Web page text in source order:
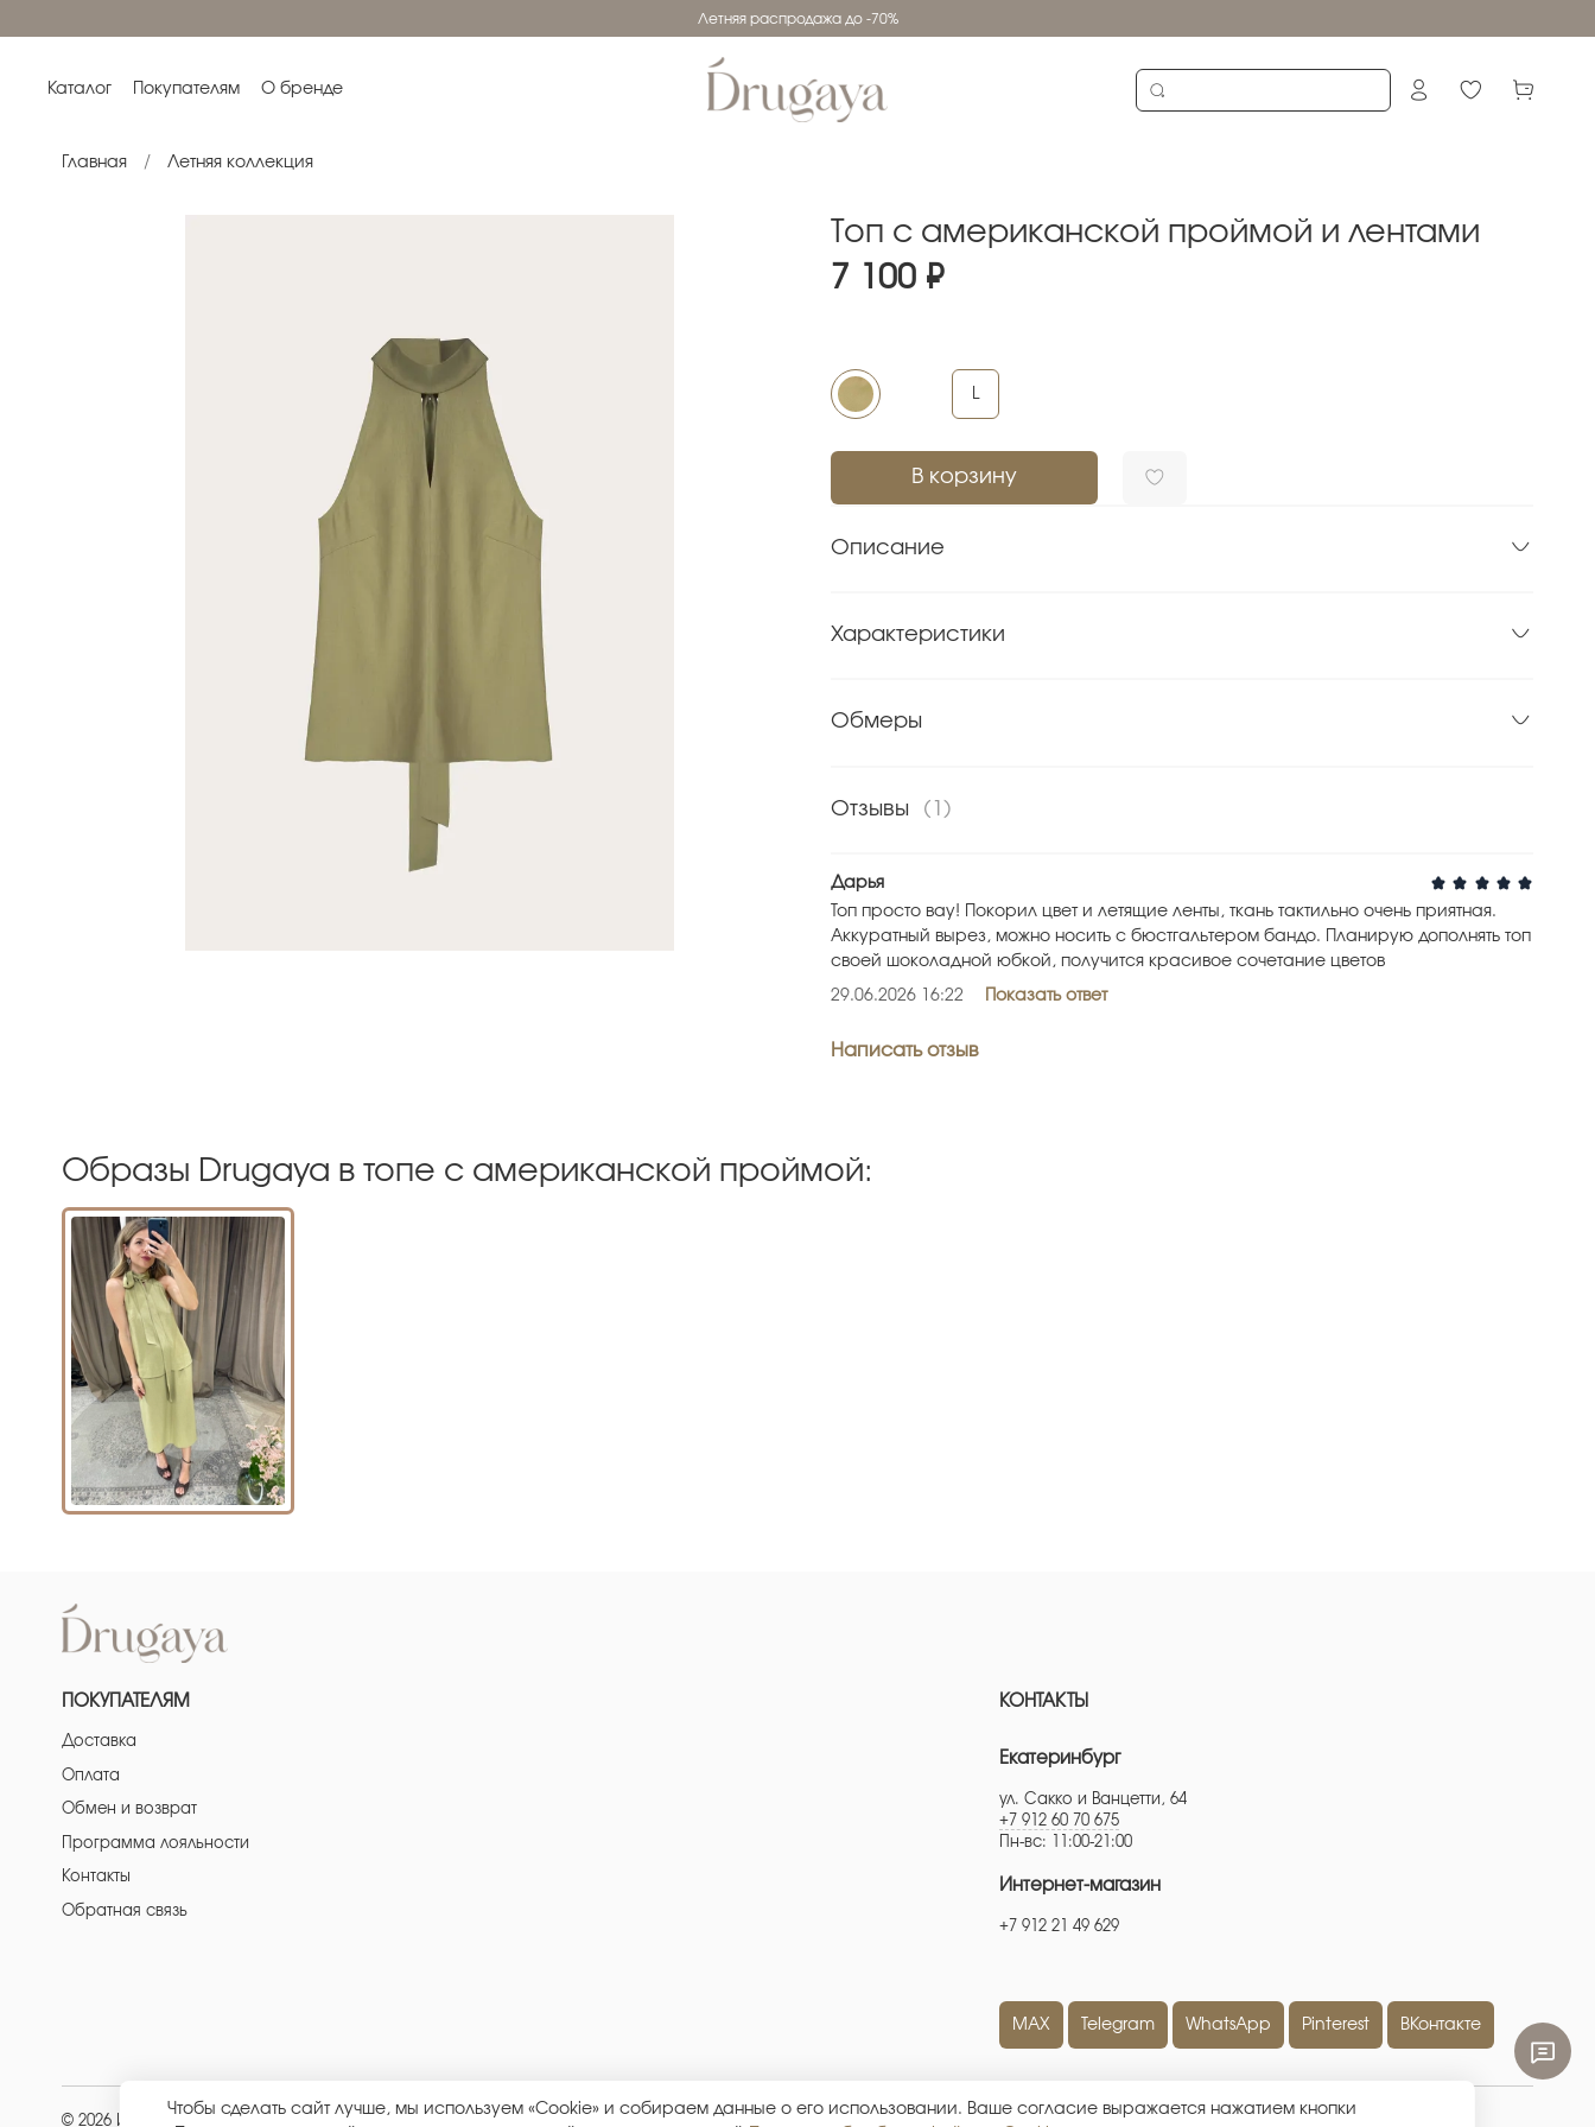
Летняя распродажа до -70%
Каталог Покупателям О бренде
Главная Летняя коллекция
Топ с американской проймой и лентами
7 100 ₽
В корзину
L
Описание
Характеристики
Обмеры
Отзывы (1)
Дарья
Топ просто вау! Покорил цвет и летящие ленты, ткань тактильно очень приятная.
Аккуратный вырез, можно носить с бюстгальтером бандо. Планирую дополнять топ
своей шоколадной юбкой, получится красивое сочетание цветов
29.06.2026 16:22 Показать ответ
Написать отзыв
Образы Drugaya в топе с американской проймой:
ПОКУПАТЕЛЯМ
Доставка
Оплата
Обмен и возврат
Программа лояльности
Контакты
Обратная связь
КОНТАКТЫ
Екатеринбург
ул. Сакко и Ванцетти, 64
+7 912 60 70 675
Пн-вс: 11:00-21:00
Интернет-магазин
+7 912 21 49 629
MAX Telegram WhatsApp Pinterest ВКонтакте
© 2026 ИП Кравченко Евгения Александровна ОГРНИП: 317665800226442 ИНН: 667100512881
Чтобы сделать сайт лучше, мы используем «Cookie» и собираем данные о его использовании. Ваше согласие выражается нажатием кнопки